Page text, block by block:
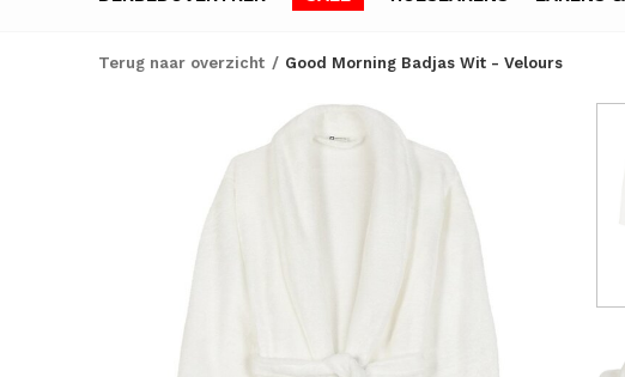
Terug naar overzicht Good Morning Badjas Wit - Velours